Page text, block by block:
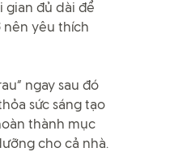
gian đủ dài để
nên yêu thích
ngay sau đó
sức sáng tạo
thành mục
cho cả nhà.